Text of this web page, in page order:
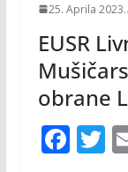
25. Aprila 2023.
EUSR
obrane
F T